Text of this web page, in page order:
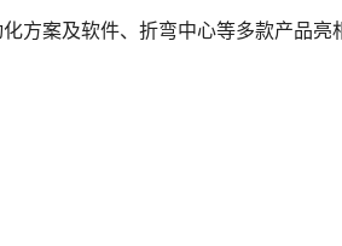
案及软件、折弯中心等多款产品亮